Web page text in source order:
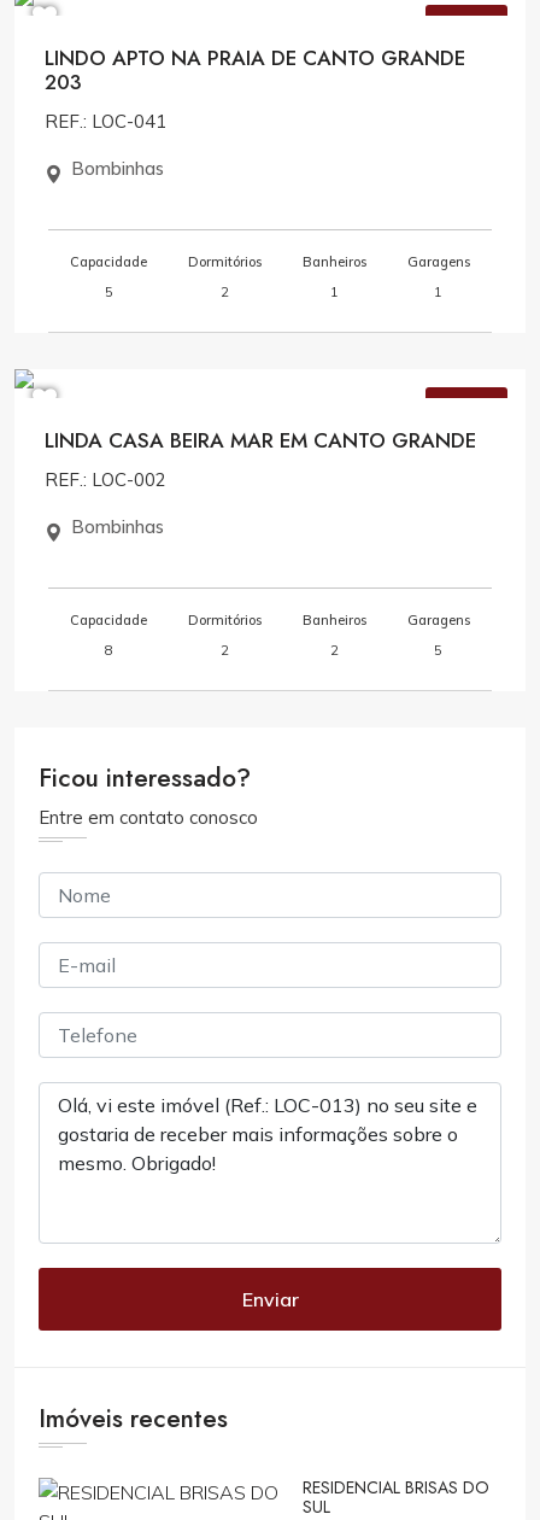
VENDA
LINDO APTO NA PRAIA DE CANTO GRANDE
203
REF.: LOC-041
Bombinhas
Capacidade
5
Dormitórios
2
Banheiros
1
Garagens
1
VENDA
LINDA CASA BEIRA MAR EM CANTO GRANDE
REF.: LOC-002
Bombinhas
Capacidade
8
Dormitórios
2
Banheiros
2
Garagens
5
Ficou interessado?
Entre em contato conosco
Enviar
Imóveis recentes
RESIDENCIAL BRISAS DO
SUL